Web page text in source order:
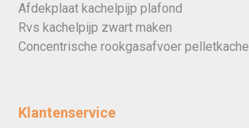
Afdekplaat kachelpijp plafond
Rvs kachelpijp zwart maken
Concentrische rookgasafvoer pelletkachel
Klantenservice